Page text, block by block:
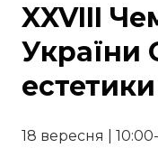
XXVIII
України
естетики
18 вересня |